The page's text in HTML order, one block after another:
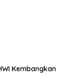
Kembangkan